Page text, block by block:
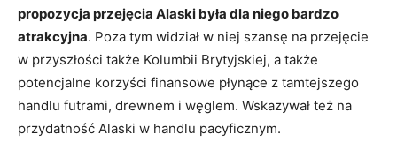
propozycja przejęcia Alaski była dla niego bardzo
atrakcyjna. Poza tym widział w niej szansę na przejęcie
w przyszłości także Kolumbii Brytyjskiej, a także
potencjalne korzyści finansowe płynące z tamtejszego
handlu futrami, drewnem i węglem. Wskazywał też na
przydatność Alaski w handlu pacyficznym.